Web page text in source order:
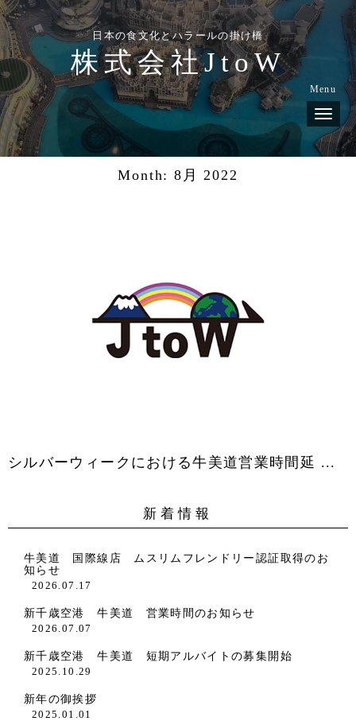
日本の食文化とハラールの掛け橋
株式会社JtoW
Menu
N
a
v
Month: 8月 2022
シルバーウィークにおける牛美道営業時間延 ...
新着情報
牛美道 国際線店 ムスリムフレンドリー認証取得のお
知らせ
2026.07.17
新千歳空港 牛美道 営業時間のお知らせ
2026.07.07
新千歳空港 牛美道 短期アルバイトの募集開始
2025.10.29
新年の御挨拶
2025.01.01